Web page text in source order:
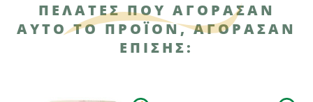
ΠΕΛΆΤΕΣ ΠΟΥ ΑΓΌΡΑΣΑΝ
ΑΥΤΌ ΤΟ ΠΡΟΪΌΝ, ΑΓΌΡΑΣΑΝ
ΕΠΊΣΗΣ: